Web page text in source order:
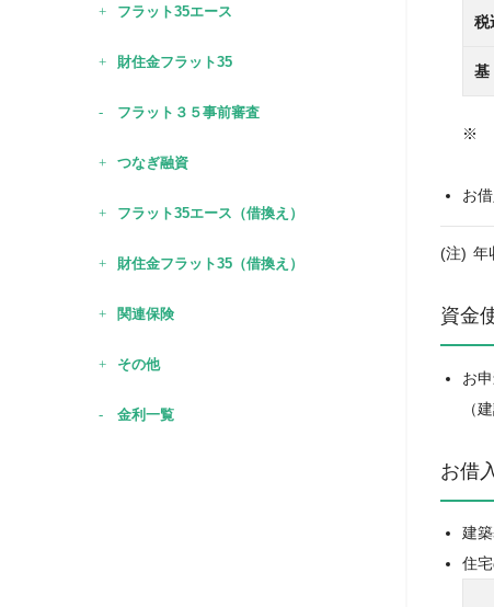
フラット35エース
財住金フラット35
フラット３５事前審査
つなぎ融資
フラット35エース（借換え）
財住金フラット35（借換え）
関連保険
その他
金利一覧
税
お
年
資金
お
（
お借
建
住